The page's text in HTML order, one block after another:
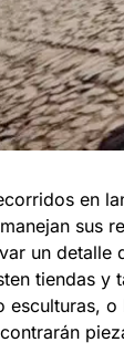
en
sus
un
tiendas